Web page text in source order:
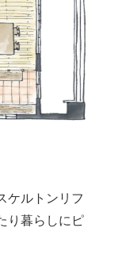
ケルトンリフ
り暮らしにピ